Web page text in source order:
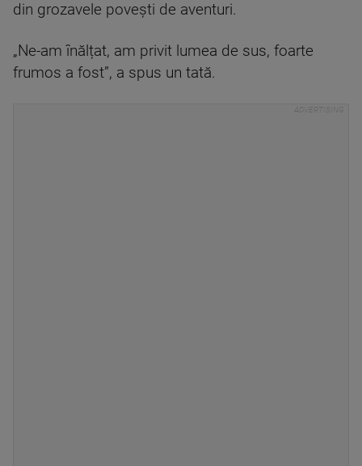
din grozavele povești de aventuri.
„Ne-am înălțat, am privit lumea de sus, foarte
frumos a fost”, a spus un tată.